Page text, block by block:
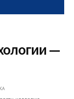
—